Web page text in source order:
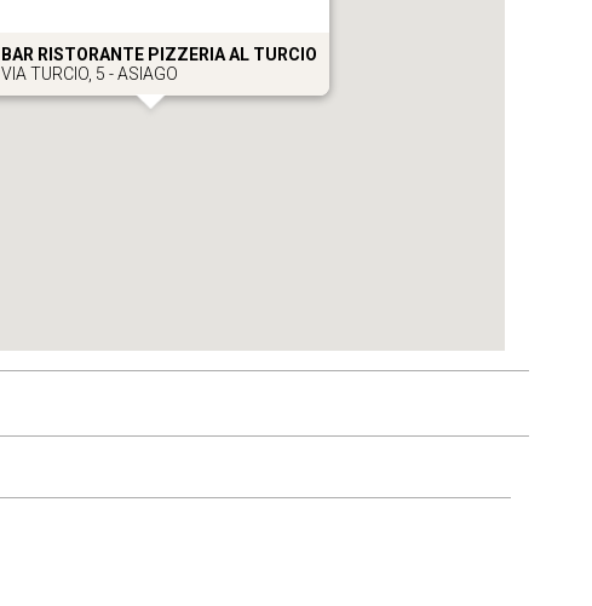
BAR RISTORANTE PIZZERIA AL TURCIO
VIA TURCIO, 5 - ASIAGO